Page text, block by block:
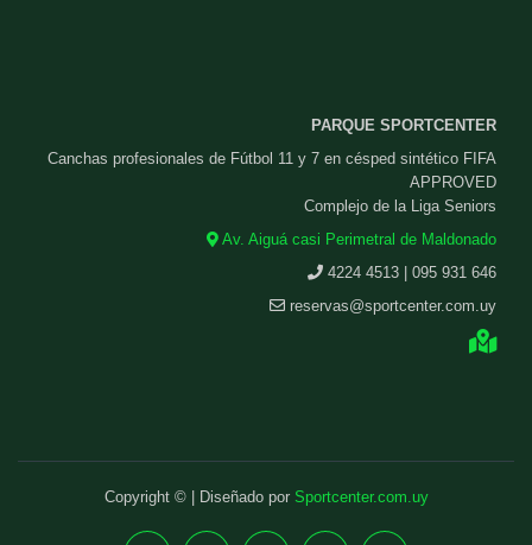
PARQUE SPORTCENTER
Canchas profesionales de Fútbol 11 y 7 en césped sintético FIFA
APPROVED
Complejo de la Liga Seniors
Av. Aiguá casi Perimetral de Maldonado
4224 4513 | 095 931 646
reservas@sportcenter.com.uy
Copyright © | Diseñado por Sportcenter.com.uy